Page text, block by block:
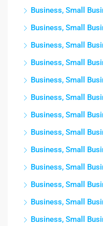
Business, Small
Business, Small
Business, Small
Business, Small
Business, Small
Business, Small
Business, Small
Business, Small
Business, Small
Business, Small
Business, Small
Business, Small
Business, Small